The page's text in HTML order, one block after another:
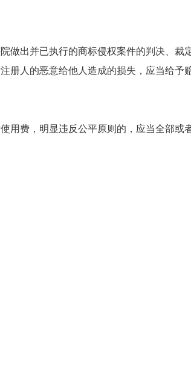
出并已执行的商标侵权案件的判决、裁
册人的恶意给他人造成的损失，应当给予
费，明显违反公平原则的，应当全部或者